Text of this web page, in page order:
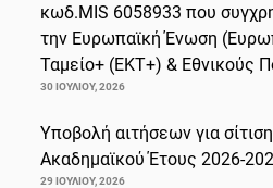
κωδ.MIS 6058933 που
την Ευρωπαϊκή Ένωση
Ταμείο+ (ΕΚΤ+) & Εθνικούς
30 ΙΟΥΛΊΟΥ, 2026
Υποβολή αιτήσεων για
Ακαδημαϊκού Έτους 2026-
29 ΙΟΥΛΊΟΥ, 2026